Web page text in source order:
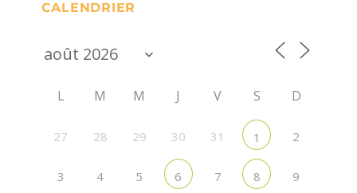
CALENDRIER
L M M J V S D
27 28 29 30 31 1 2
3 4 5 6 7 8 9